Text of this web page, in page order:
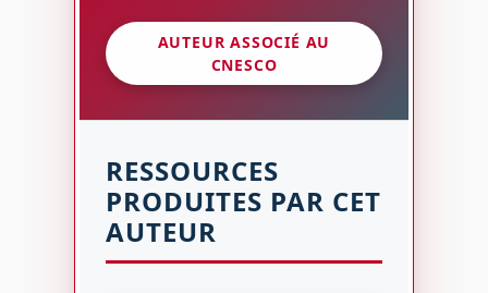
AUTEUR ASSOCIÉ AU
CNESCO
RESSOURCES
PRODUITES PAR CET
AUTEUR